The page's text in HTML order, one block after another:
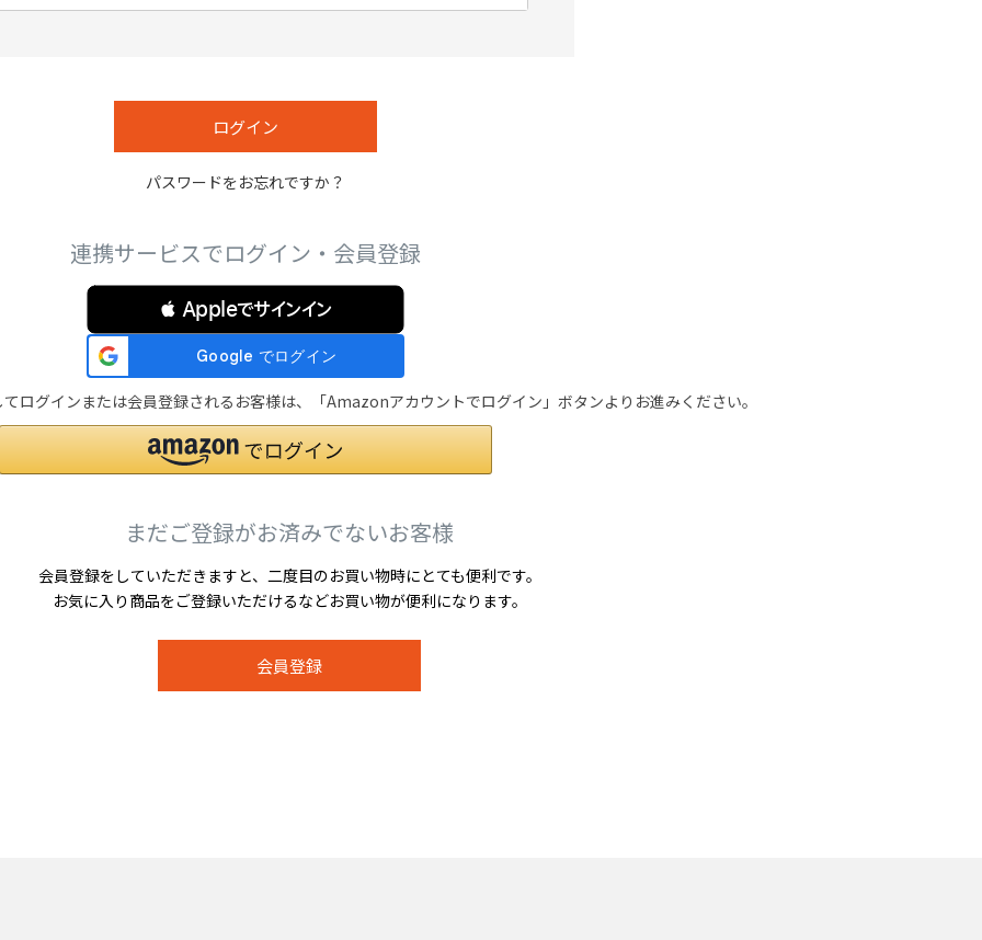
必
ログイン
パスワードをお忘れですか？
連携サービスでログイン・会員登録
 Appleでサインイン
ログインまたは会員登録されるお客様は、「Amazonアカウントでログイン」ボタンよりお進みください。
まだご登録がお済みでないお客様
会員登録をしていただきますと、二度目のお買い物時にとても便利です。
お気に入り商品をご登録いただけるなどお買い物が便利になります。
会員登録